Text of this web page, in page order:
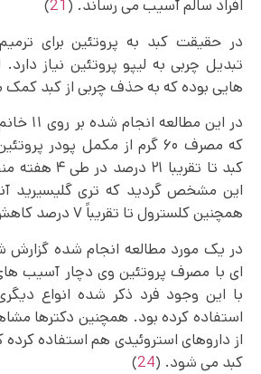
افراد سالم آسیب می رساند. ( 21
)
در حقیقت کبد به پروتئین برای
تبدیل چربی به لیپو پروتئین نیاز
هایی بوده که به حذف چربی از کبد
در این
که مصرف ۶۰ گرم از مکمل پودر
کبد تا تقریبا
همچنین کلسترول تا تقریباً ۷ درصد کاهش یافته بود. (
ای با مصرف پروتئین وی دچار آسیب
با این وجود فرد ذکر شده انواع
استفاده کرده بود. همچنین دکترها
از داروهای استروئیدی هم استفاده
کبد می شود. (24
)